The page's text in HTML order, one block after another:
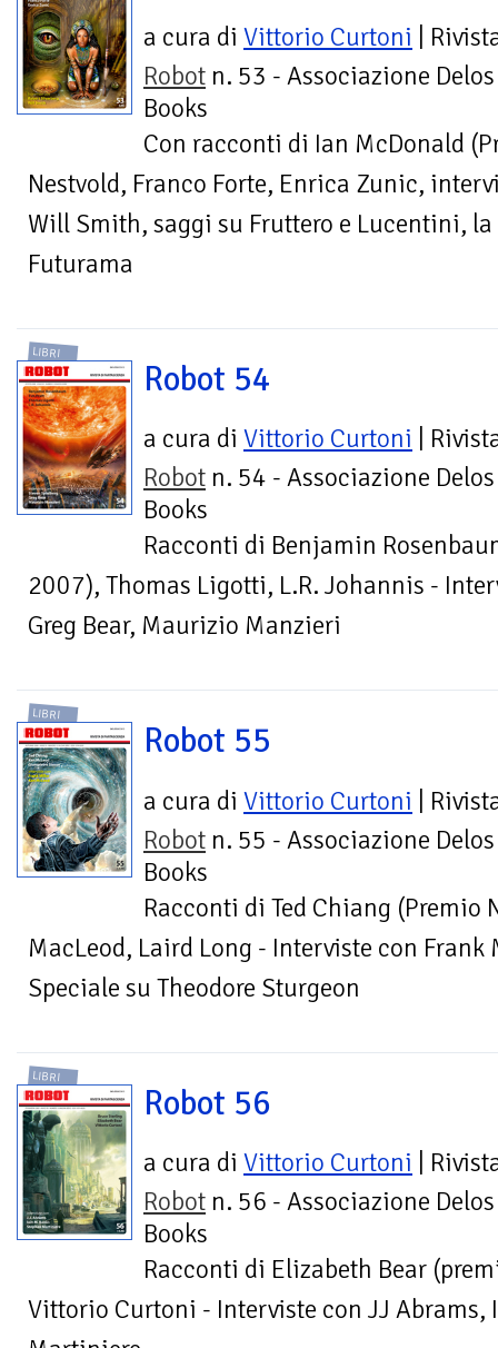
a cura di Vittorio Curtoni |
Robot n. 53 - Associazione Delos
Books
Con racconti di Ian McDonald
Nestvold, Franco Forte, Enrica Zunic,
Will Smith, saggi su Fruttero e Lucentini,
Futurama
LIBRI
Robot 54
a cura di Vittorio Curtoni |
Robot n. 54 - Associazione Delos
Books
Racconti di Benjamin
2007), Thomas Ligotti, L.R. Johannis -
Greg Bear, Maurizio Manzieri
LIBRI
Robot 55
a cura di Vittorio Curtoni |
Robot n. 55 - Associazione Delos
Books
Racconti di Ted Chiang (Premio
MacLeod, Laird Long - Interviste con Frank
Speciale su Theodore Sturgeon
LIBRI
Robot 56
a cura di Vittorio Curtoni |
Robot n. 56 - Associazione Delos
Books
Racconti di Elizabeth Bear
Vittorio Curtoni - Interviste con JJ Abrams,